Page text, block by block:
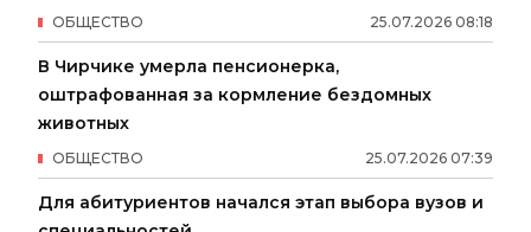
25.07.2026 08:18
ОБЩЕСТВО
В Чирчике умерла пенсионерка,
оштрафованная за кормление бездомных
животных
25.07.2026 07:39
ОБЩЕСТВО
Для абитуриентов начался этап выбора вузов и